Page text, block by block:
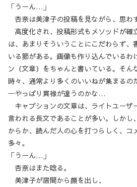
「うーん…」
杏奈は美津子の投稿を見ながら、思わ
高度化され、投稿形式もメソッドが確
は、あまりそういうことにこだわらず、
いる節がある。画像も作り込んでいるわ
ン（文章）をちゃんと書いている。そん
時々、通常より多くのいいねが集まるの
─やっぱり貫禄が違うのかな…
キャプションの文章は、ライトユーザ
言われる長文であることが多い。しかし
からか、読んだ人の心を打つらしく、コ
多々。
「うーん…」
杏奈はまた唸る。
美津子が居間から顔を出し、